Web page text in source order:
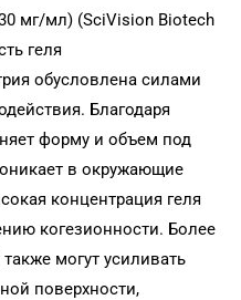
мг/мл) (SciVision Biotech
геля
обусловлена силами
Благодаря
форму и объем под
в окружающие
концентрация геля
когезионности. Более
могут усиливать
поверхности,